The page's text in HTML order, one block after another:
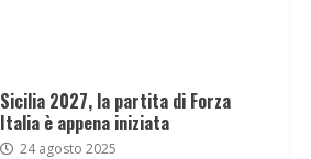
Sicilia 2027, la partita di Forza
Italia è appena iniziata
24 agosto 2025